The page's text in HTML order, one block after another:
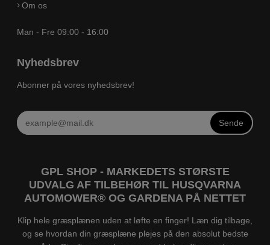
Om os
Man - Fre 09:00 - 16:00
Nyhedsbrev
Abonner på vores nyhedsbrev!
Sende
GPL SHOP - MARKEDETS STØRSTE
UDVALG AF TILBEHØR TIL HUSQVARNA
AUTOMOWER® OG GARDENA PÅ NETTET
Klip hele græsplænen uden at løfte en finger! Læn dig tilbage,
og se hvordan din græsplæne plejes på den absolut bedste